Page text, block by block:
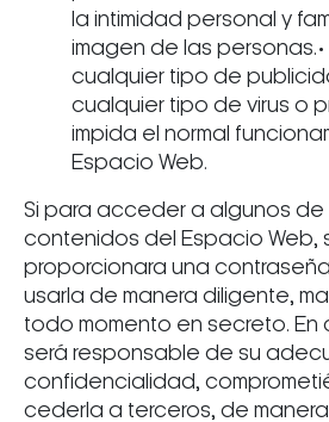
la intimidad personal y
imagen de las
cualquier tipo de
cualquier tipo de virus o
impida el normal
Espacio Web.
Si para acceder a algunos de
contenidos del Espacio Web,
proporcionara una
usarla de manera diligente,
todo momento en secreto.
será responsable de su
confidencialidad,
cederla a terceros, de